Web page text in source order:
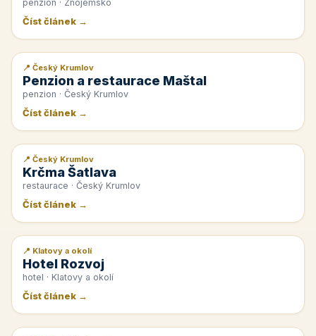
penzion · Znojemsko
Číst článek →
📰 PR článek
📍 Český Krumlov
Penzion a restaurace Maštal
penzion · Český Krumlov
Číst článek →
📰 PR článek
📍 Český Krumlov
Krčma Šatlava
restaurace · Český Krumlov
Číst článek →
📰 PR článek
📍 Klatovy a okolí
Hotel Rozvoj
hotel · Klatovy a okolí
Číst článek →